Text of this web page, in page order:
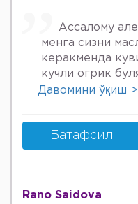
Ассалому
менга сизни
керакменда
кучли огрик
онкологов
куйдирдик
охири вирус
келяпман
Беринг 34га
Давомини ўқиш
Батафсил
Rano Saidova